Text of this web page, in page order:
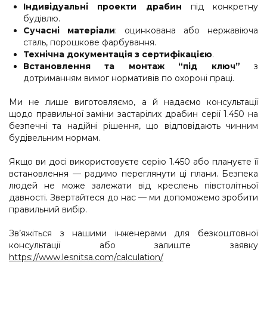
Індивідуальні проекти драбин під конкретну
будівлю.
Сучасні матеріали: оцинкована або нержавіюча
сталь, порошкове фарбування.
Технічна документація з сертифікацією.
Встановлення та монтаж “під ключ” з
дотриманням вимог нормативів по охороні праці.
Ми не лише виготовляємо, а й надаємо консультації
щодо правильної заміни застарілих драбин серії 1.450 на
безпечні та надійні рішення, що відповідають чинним
будівельним нормам.
Якщо ви досі використовуєте серію 1.450 або плануєте її
встановлення — радимо переглянути ці плани. Безпека
людей не може залежати від креслень півстолітньої
давності. Звертайтеся до нас — ми допоможемо зробити
правильний вибір.
Зв’яжіться з нашими інженерами для безкоштовної
консультації або залиште заявку
https://www.lesnitsa.com/calculation/